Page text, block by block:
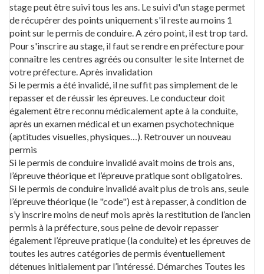
stage peut être suivi tous les ans. Le suivi d'un stage permet
de récupérer des points uniquement s'il reste au moins 1
point sur le permis de conduire. A zéro point, il est trop tard.
Pour s'inscrire au stage, il faut se rendre en préfecture pour
connaître les centres agréés ou consulter le site Internet de
votre préfecture. Après invalidation
Si le permis a été invalidé, il ne suffit pas simplement de le
repasser et de réussir les épreuves. Le conducteur doit
également être reconnu médicalement apte à la conduite,
après un examen médical et un examen psychotechnique
(aptitudes visuelles, physiques…). Retrouver un nouveau
permis
Si le permis de conduire invalidé avait moins de trois ans,
l’épreuve théorique et l’épreuve pratique sont obligatoires.
Si le permis de conduire invalidé avait plus de trois ans, seule
l’épreuve théorique (le "code") est à repasser, à condition de
s’y inscrire moins de neuf mois après la restitution de l’ancien
permis à la préfecture, sous peine de devoir repasser
également l’épreuve pratique (la conduite) et les épreuves de
toutes les autres catégories de permis éventuellement
détenues initialement par l’intéressé. Démarches Toutes les